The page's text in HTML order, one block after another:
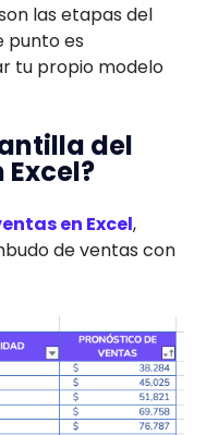
las etapas del
punto es
tu propio modelo
del
en Excel,
de ventas con